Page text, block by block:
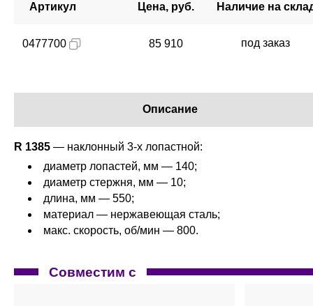
Артикул Цена, руб. Наличие на
0477700 85 910 под заказ
Описание
R 1385 — наклонный 3-х лопастной:
диаметр лопастей, мм — 140;
диаметр стержня, мм — 10;
длина, мм — 550;
материал — нержавеющая сталь;
макс. скорость, об/мин — 800.
Совместим с